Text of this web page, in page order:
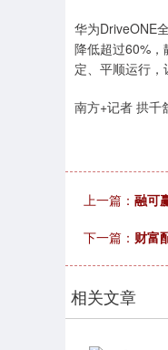
华为DriveONE
降低超过60%
定、平顺运行，
南方+记者 拱千
上一篇： 融可
下一篇： 财富
相关文章